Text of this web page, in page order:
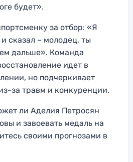
будет».
за отбор: «Я
сказал – молодец, ты
дальше». Команда
идет в
но подчеркивает
за травм и конкуренции.
ли Аделия Петросян
и завоевать медаль на
своими прогнозами в